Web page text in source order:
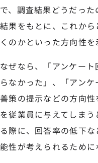
で、調査結果どうだっ
結果をもとに、これか
くのかといった方向性を
なぜなら、「アンケー
らなかった」、「アン
善策の提示などの方向
を従業員に与えてしま
る際に、回答率の低下
能性が考えられるために